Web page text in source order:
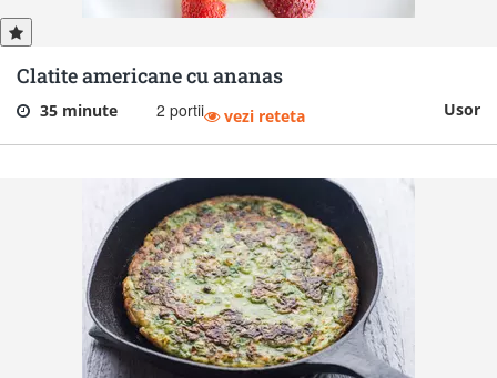
Clatite americane cu ananas
35 minute 2 portii Usor
vezi reteta